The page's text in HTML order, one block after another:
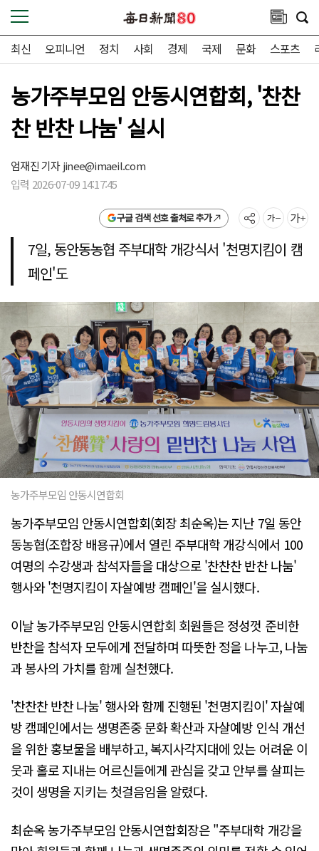
최신 오피니언 정치 사회 경제 국제 문화 스포츠
농가주부모임 안동시연합회, '찬찬
찬 반찬 나눔' 실시
엄재진 기자jinee@imaeil.com
입력 2026-07-09 14:17:45
구글 검색 선호 출처로 추가
7일, 동안동농협 주부대학 개강식서 '천명지킴이 캠
페인'도
농가주부모임 안동시연합회
농가주부모임 안동시연합회(회장 최순옥)는 지난 7일 동안
동농협(조합장 배용규)에서 열린 주부대학 개강식에서 100
여명의 수강생과 참석자들을 대상으로 '찬찬찬 반찬 나눔'
행사와 '천명지킴이 자살예방 캠페인'을 실시했다.
이날 농가주부모임 안동시연합회 회원들은 정성껏 준비한
반찬을 참석자 모두에게 전달하며 따뜻한 정을 나누고, 나눔
과 봉사의 가치를 함께 실천했다.
'찬찬찬 반찬 나눔' 행사와 함께 진행된 '천명지킴이' 자살예
방 캠페인에서는 생명존중 문화 확산과 자살예방 인식 개선
을 위한 홍보물을 배부하고, 복지사각지대에 있는 어려운 이
웃과 홀로 지내는 어르신들에게 관심을 갖고 안부를 살피는
것이 생명을 지키는 첫걸음임을 알렸다.
최순옥 농가주부모임 안동시연합회장은 "주부대학 개강을